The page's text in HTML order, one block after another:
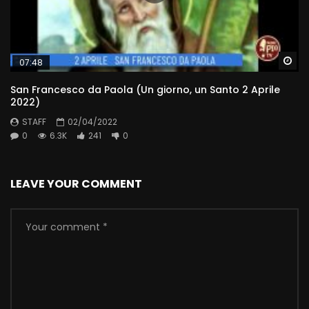
07:48
San Francesco da Paola (Un giorno, un Santo 2 Aprile
2022)
STAFF
02/04/2022
0
6.3K 241 0
LEAVE YOUR COMMENT